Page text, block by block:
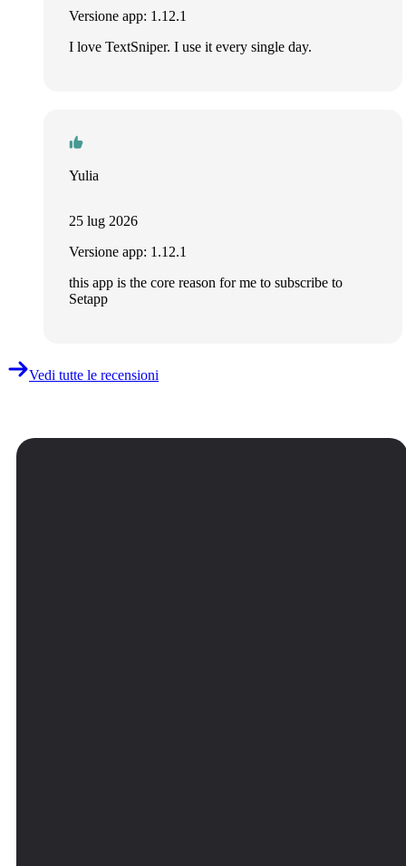
Versione app: 1.12.1
I love TextSniper. I use it every single day.
Yulia
25 lug 2026
Versione app: 1.12.1
this app is the core reason for me to subscribe to
Setapp
Vedi tutte le recensioni